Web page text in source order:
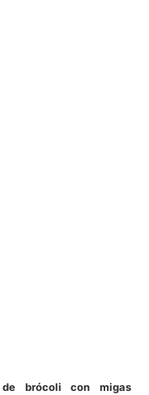
de brócoli con migas